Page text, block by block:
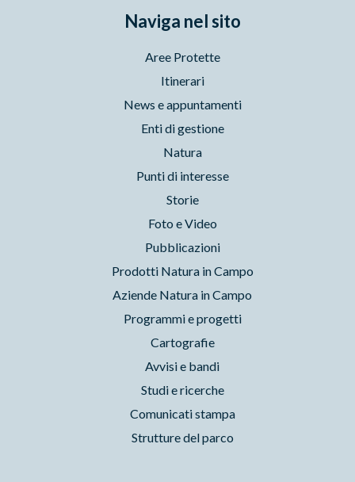
Naviga nel sito
Aree Protette
Itinerari
News e appuntamenti
Enti di gestione
Natura
Punti di interesse
Storie
Foto e Video
Pubblicazioni
Prodotti Natura in Campo
Aziende Natura in Campo
Programmi e progetti
Cartografie
Avvisi e bandi
Studi e ricerche
Comunicati stampa
Strutture del parco